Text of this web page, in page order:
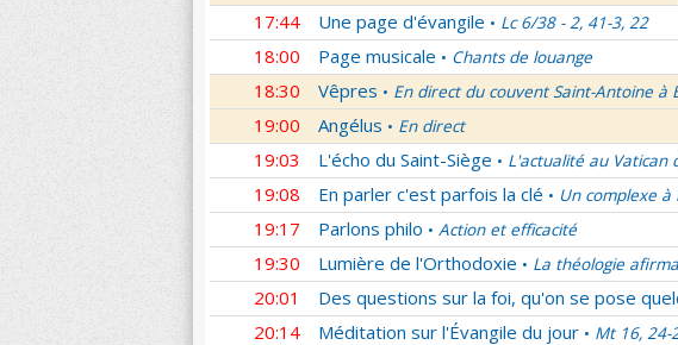
17:44 Une page d'évangile • Lc 6/38 - 2, 41-3, 22
18:00 Page musicale • Chants de louange
18:30 Vêpres • En direct du couvent Saint-Antoine à
19:00 Angélus • En direct
19:03 L'écho du Saint-Siège • L'actualité au Vatican
19:08 En parler c'est parfois la clé • Un complexe à
19:17 Parlons philo • Action et efficacité
19:30 Lumière de l'Orthodoxie • La théologie
20:01 Des questions sur la foi, qu'on se pose
20:14 Méditation sur l'Évangile du jour • Mt 16, 24-